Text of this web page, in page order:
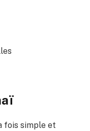
fois simple et